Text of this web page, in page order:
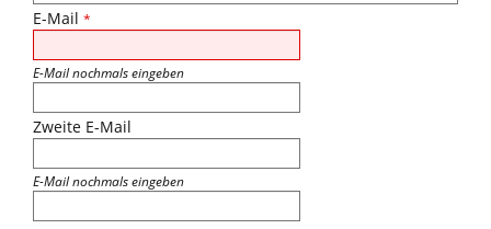
E-Mail *
E-Mail nochmals eingeben
Zweite E-Mail
E-Mail nochmals eingeben